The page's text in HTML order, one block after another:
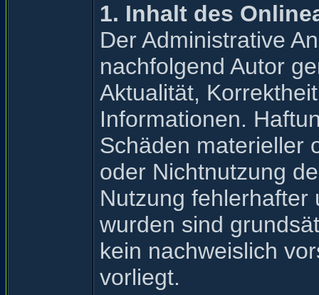
1. Inhalt des
Der Administrative
nachfolgend Autor
Aktualität,
Informationen.
Schäden materieller
oder Nichtnutzung
Nutzung fehlerhafter
wurden sind
kein nachweislich
vorliegt.